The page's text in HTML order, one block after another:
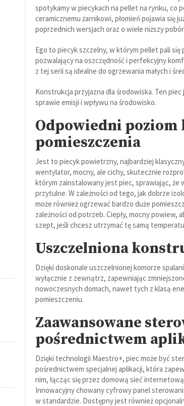
spotykamy w piecykach na pellet na rynku, co
ceramicznemu żarnikowi, płomień pojawia się
poprzednich wersjach oraz o wiele niższy
Ego to piecyk szczelny, w którym pellet pali
pozwalający na oszczędność i perfekcyjny
z tej serii są idealne do ogrzewania małych i
Konstrukcja przyjazna dla środowiska. Ten
sprawie emisji i wpływu na środowisko.
Odpowiedni
pomieszczenia
Jest to piecyk powietrzny, najbardziej
wentylator, mocny, ale cichy, skutecznie
którym zainstalowany jest piec, sprawiając, że
przytulne. W zależności od tego, jak dobrze
może również ogrzewać bardzo duże
zależności od potrzeb. Ciepły, mocny powiew,
szept, jeśli chcesz utrzymać tę samą
Uszczelniona
Dzięki doskonale uszczelnionej komorze
wyłącznie z zewnątrz, zapewniając
nowoczesnych domach, nawet tych z klasą
pomieszczeniu.
Zaawansowane
pośrednictwem
Dzięki technologii Maestro+, piec może być
pośrednictwem specjalnej aplikacji, która
nim, łącząc się przez domową sieć
Innowacyjny chowany cyfrowy panel
w standardzie. Dostępny jest również